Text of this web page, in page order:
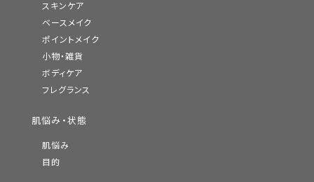
スキンケア
ベースメイク
ポイントメイク
小物・雑貨
ボディケア
フレグランス
肌悩み・状態
肌悩み
目的